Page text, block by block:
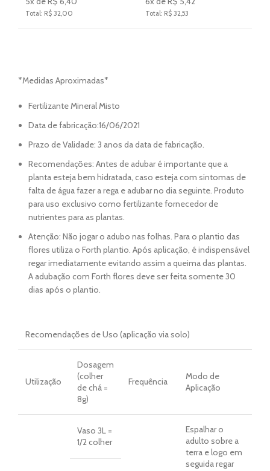
Total: R$ 32,00 Total: R$ 32,53
*Medidas Aproximadas*
Fertilizante Mineral Misto
Data de fabricação:16/06/2021
Prazo de Validade: 3 anos da data de fabricação.
Recomendações: Antes de adubar é importante que a
planta esteja bem hidratada, caso esteja com sintomas de
falta de água fazer a rega e adubar no dia seguinte. Produto
para uso exclusivo como fertilizante fornecedor de
nutrientes para as plantas.
Atenção: Não jogar o adubo nas folhas. Para o plantio das
flores utiliza o Forth plantio. Após aplicação, é indispensável
regar imediatamente evitando assim a queima das plantas.
A adubação com Forth flores deve ser feita somente 30
dias após o plantio.
Recomendações de Uso (aplicação via solo)
Utilização
Dosagem
(colher
de chá =
8g)
Frequência
Modo de
Aplicação
Vaso 3L =
1/2 colher
Espalhar o
adulto sobre a
terra e logo em
seguida regar